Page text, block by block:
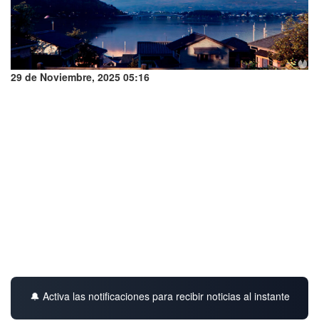
29 de Noviembre, 2025 05:16
🔔 Activa las notificaciones para recibir noticias al instante